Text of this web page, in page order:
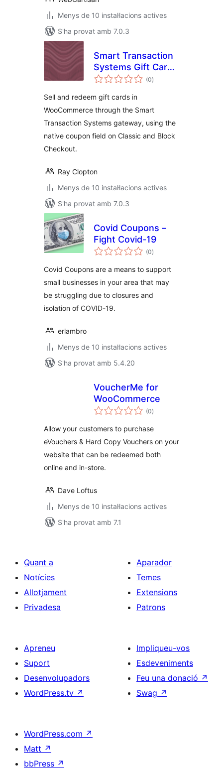
Menys de 10 instal·lacions actives
S'ha provat amb 7.0.3
Smart Transaction
Systems Gift Cards
for WooCommerce
(0puntuacions
totals
)
Sell and redeem gift cards in
WooCommerce through the Smart
Transaction Systems gateway, using the
native coupon field on Classic and Block
Checkout.
Ray Clopton
Menys de 10 instal·lacions actives
S'ha provat amb 7.0.3
Covid Coupons –
Fight Covid-19
(0puntuacions
totals
)
Covid Coupons are a means to support
small businesses in your area that may
be struggling due to closures and
isolation of COVID-19.
erlambro
Menys de 10 instal·lacions actives
S'ha provat amb 5.4.20
VoucherMe for
WooCommerce
(0puntuacions
totals
)
Allow your customers to purchase
eVouchers & Hard Copy Vouchers on your
website that can be redeemed both
online and in-store.
Dave Loftus
Menys de 10 instal·lacions actives
S'ha provat amb 7.1
Quant a
Notícies
Allotjament
Privadesa
Aparador
Temes
Extensions
Patrons
Apreneu
Suport
Desenvolupadors
WordPress.tv ↗
Impliqueu-vos
Esdeveniments
Feu una donació ↗
Swag ↗
WordPress.com ↗
Matt ↗
bbPress ↗